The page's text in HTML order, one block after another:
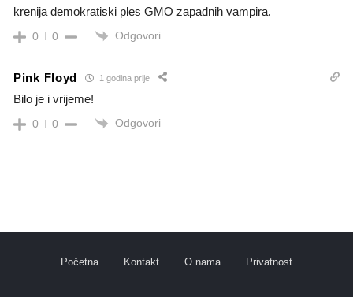
krenija demokratiski ples GMO zapadnih vampira.
0 0 Odgovori
Pink Floyd 1 godina prije
Bilo je i vrijeme!
0 0 Odgovori
Početna Kontakt O nama Privatnost